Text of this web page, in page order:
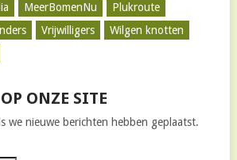
MeerBomenNu
Plukroute
Vrijwilligers
Wilgen knotten
ONZE SITE
we nieuwe berichten hebben geplaatst.